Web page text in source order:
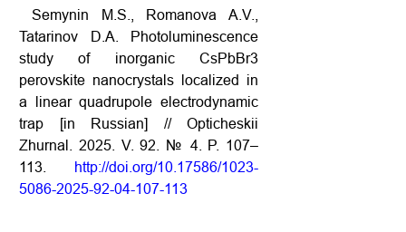
Semynin M.S., Romanova A.V.,
Tatarinov D.A. Photoluminescence
study of inorganic CsPbBr3
perovskite nanocrystals localized in
a linear quadrupole electrodynamic
trap [in Russian] // Opticheskii
Zhurnal. 2025. V. 92. № 4. P. 107–
113.
http://doi.org/10.17586/1023-
5086-2025-92-04-107-113